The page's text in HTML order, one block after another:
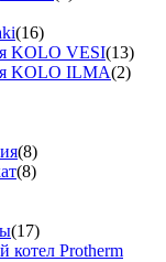
(16)
KOLO VESI(13)
KOLO ILMA(2)
(8)
(8)
(17)
котел Protherm